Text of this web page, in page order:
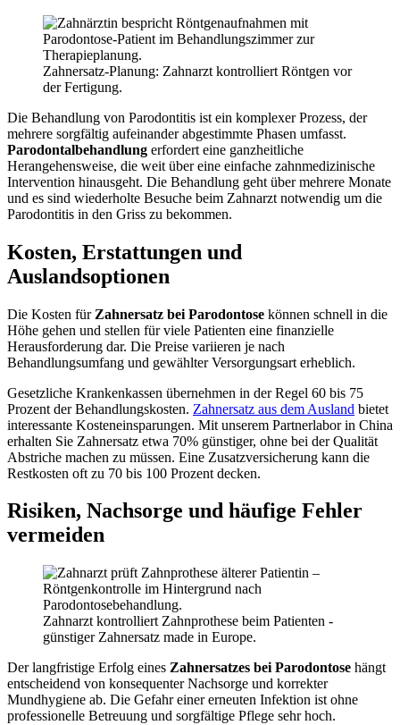
Zahnersatz-Planung: Zahnarzt kontrolliert Röntgen vor
der Fertigung.
Die Behandlung von Parodontitis ist ein komplexer Prozess, der
mehrere sorgfältig aufeinander abgestimmte Phasen umfasst.
Parodontalbehandlung erfordert eine ganzheitliche
Herangehensweise, die weit über eine einfache zahnmedizinische
Intervention hinausgeht. Die Behandlung geht über mehrere Monate
und es sind wiederholte Besuche beim Zahnarzt notwendig um die
Parodontitis in den Griss zu bekommen.
Kosten, Erstattungen und
Auslandsoptionen
Die Kosten für Zahnersatz bei Parodontose können schnell in die
Höhe gehen und stellen für viele Patienten eine finanzielle
Herausforderung dar. Die Preise variieren je nach
Behandlungsumfang und gewählter Versorgungsart erheblich.
Gesetzliche Krankenkassen übernehmen in der Regel 60 bis 75
Prozent der Behandlungskosten. Zahnersatz aus dem Ausland bietet
interessante Kosteneinsparungen. Mit unserem Partnerlabor in China
erhalten Sie Zahnersatz etwa 70% günstiger, ohne bei der Qualität
Abstriche machen zu müssen. Eine Zusatzversicherung kann die
Restkosten oft zu 70 bis 100 Prozent decken.
Risiken, Nachsorge und häufige Fehler
vermeiden
Zahnarzt kontrolliert Zahnprothese beim Patienten -
günstiger Zahnersatz made in Europe.
Der langfristige Erfolg eines Zahnersatzes bei Parodontose hängt
entscheidend von konsequenter Nachsorge und korrekter
Mundhygiene ab. Die Gefahr einer erneuten Infektion ist ohne
professionelle Betreuung und sorgfältige Pflege sehr hoch.